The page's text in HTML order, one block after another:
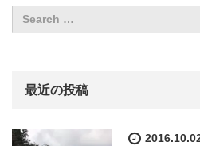
最近の投稿